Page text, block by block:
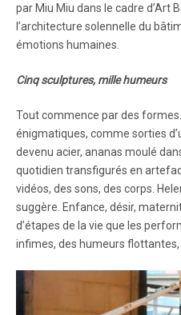
par Miu Miu dans le cadre d’Art
l’architecture solennelle du
émotions humaines.
Cinq sculptures, mille humeurs
Tout commence par des
énigmatiques, comme sorties
devenu acier, ananas moulé
quotidien transfigurés en
vidéos, des sons, des corps.
suggère. Enfance, désir,
d’étapes de la vie que les
infimes, des humeurs flottantes,